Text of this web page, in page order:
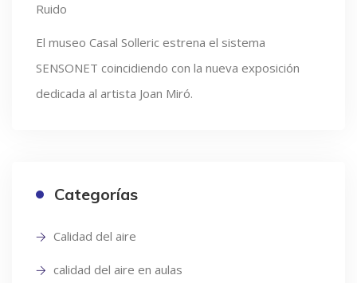
Ruido
El museo Casal Solleric estrena el sistema
SENSONET coincidiendo con la nueva exposición
dedicada al artista Joan Miró.
Categorías
Calidad del aire
calidad del aire en aulas